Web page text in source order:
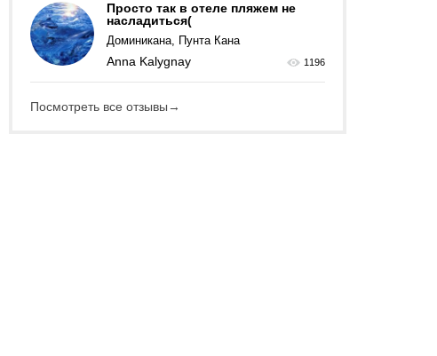
Просто так в отеле пляжем не
насладиться(
Доминикана, Пунта Кана
Anna Kalygnay 1196
Посмотреть все отзывы→